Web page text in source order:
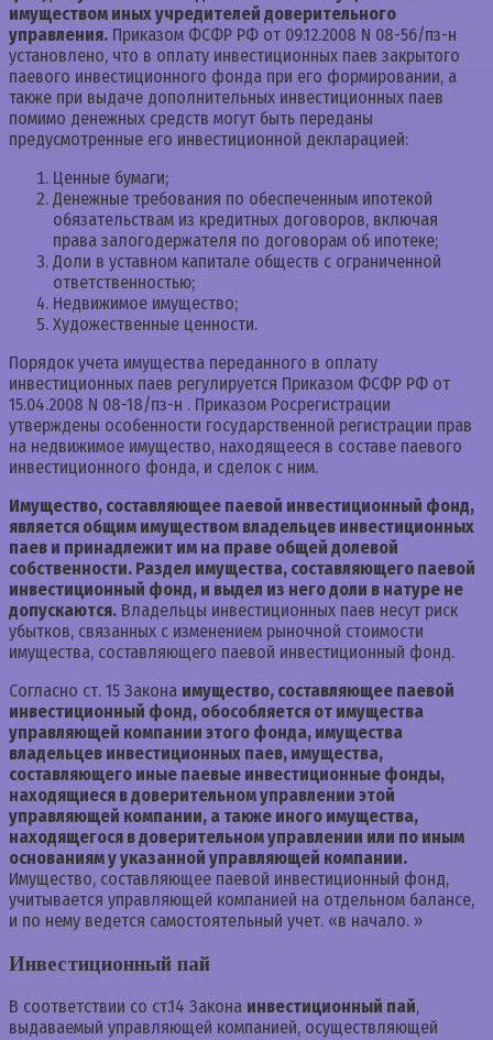
имуществом иных учредителей доверительного
управления. Приказом ФСФР РФ от 09.12.2008 N 08-56/пз-н
установлено, что в оплату инвестиционных паев закрытого
паевого инвестиционного фонда при его формировании, а
также при выдаче дополнительных инвестиционных паев
помимо денежных средств могут быть переданы
предусмотренные его инвестиционной декларацией:
Ценные бумаги;
Денежные требования по обеспеченным ипотекой
обязательствам из кредитных договоров, включая
права залогодержателя по договорам об ипотеке;
Доли в уставном капитале обществ с ограниченной
ответственностью;
Недвижимое имущество;
Художественные ценности.
Порядок учета имущества переданного в оплату
инвестиционных паев регулируется Приказом ФСФР РФ от
15.04.2008 N 08-18/пз-н . Приказом Росрегистрации
утверждены особенности государственной регистрации прав
на недвижимое имущество, находящееся в составе паевого
инвестиционного фонда, и сделок с ним.
Имущество, составляющее паевой инвестиционный фонд,
является общим имуществом владельцев инвестиционных
паев и принадлежит им на праве общей долевой
собственности. Раздел имущества, составляющего паевой
инвестиционный фонд, и выдел из него доли в натуре не
допускаются. Владельцы инвестиционных паев несут риск
убытков, связанных с изменением рыночной стоимости
имущества, составляющего паевой инвестиционный фонд.
Согласно ст. 15 Закона имущество, составляющее паевой
инвестиционный фонд, обособляется от имущества
управляющей компании этого фонда, имущества
владельцев инвестиционных паев, имущества,
составляющего иные паевые инвестиционные фонды,
находящиеся в доверительном управлении этой
управляющей компании, а также иного имущества,
находящегося в доверительном управлении или по иным
основаниям у указанной управляющей компании.
Имущество, составляющее паевой инвестиционный фонд,
учитывается управляющей компанией на отдельном балансе,
и по нему ведется самостоятельный учет. «в начало. »
Инвестиционный пай
В соответствии со ст.14 Закона инвестиционный пай,
выдаваемый управляющей компанией, осуществляющей